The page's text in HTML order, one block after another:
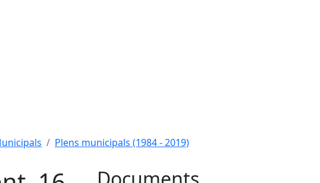
Plens municipals (1984 - 2019)